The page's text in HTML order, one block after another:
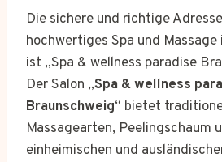
Die sichere und richtige
hochwertiges Spa und Massage
ist „Spa & wellness paradise
Der Salon „Spa & wellness
Braunschweig“ bietet
Massagearten, Peelingschaum
einheimischen und